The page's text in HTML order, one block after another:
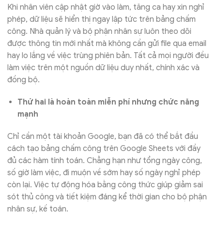
Khi nhân viên cập nhật giờ vào làm, tăng ca hay xin nghỉ
phép, dữ liệu sẽ hiển thị ngay lập tức trên bảng chấm
công. Nhà quản lý và bộ phận nhân sự luôn theo dõi
được thông tin mới nhất mà không cần gửi file qua email
hay lo lắng về việc trùng phiên bản. Tất cả mọi người đều
làm việc trên một nguồn dữ liệu duy nhất, chính xác và
đồng bộ.
Thứ hai là hoàn toàn miễn phí nhưng chức năng
mạnh
Chỉ cần một tài khoản Google, bạn đã có thể bắt đầu
cách tạo bảng chấm công trên Google Sheets với đầy
đủ các hàm tính toán. Chẳng hạn như tổng ngày công,
số giờ làm việc, đi muộn về sớm hay số ngày nghỉ phép
còn lại. Việc tự động hóa bằng công thức giúp giảm sai
sót thủ công và tiết kiệm đáng kể thời gian cho bộ phận
nhân sự, kế toán.